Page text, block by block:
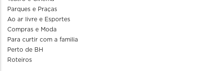
Parques e Praças
Ao ar livre e Esportes
Compras e Moda
Para curtir com a familia
Perto de BH
Roteiros